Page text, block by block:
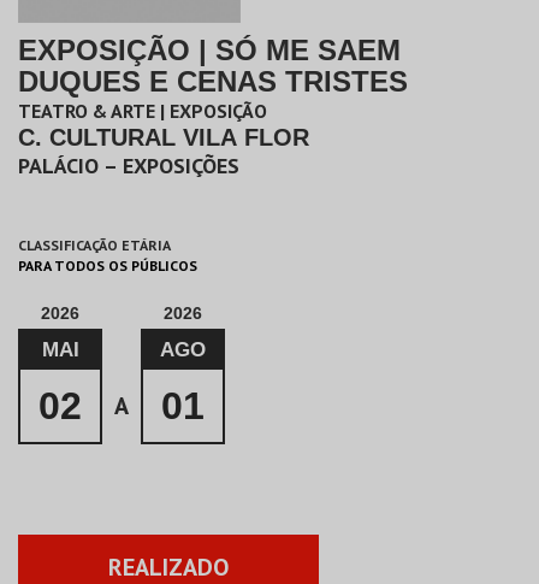
EXPOSIÇÃO | SÓ ME SAEM
DUQUES E CENAS TRISTES
TEATRO & ARTE | EXPOSIÇÃO
C. CULTURAL VILA FLOR
PALÁCIO – EXPOSIÇÕES
CLASSIFICAÇÃO ETÁRIA
PARA TODOS OS PÚBLICOS
2026
MAI
02 A
2026
AGO
01
REALIZADO